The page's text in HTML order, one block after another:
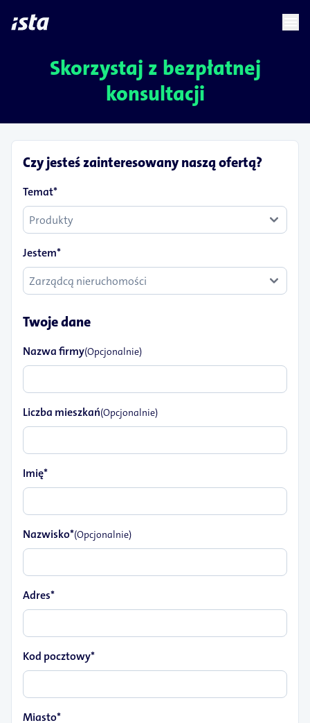
languagechevron_right
Skorzystaj z bezpłatnej
konsultacji
Czy jesteś zainteresowany naszą ofertą?
Temat*
Jestem*
Twoje dane
Nazwa firmy(Opcjonalnie)
Liczba mieszkań(Opcjonalnie)
Imię*
Nazwisko*(Opcjonalnie)
Adres*
Kod pocztowy*
Miasto*